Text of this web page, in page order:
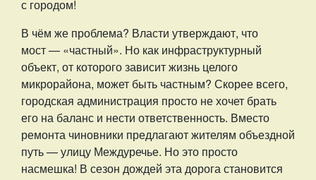
с городом!
В чём же проблема? Власти утверждают, что
мост — «частный». Но как инфраструктурный
объект, от которого зависит жизнь целого
микрорайона, может быть частным? Скорее всего,
городская администрация просто не хочет брать
его на баланс и нести ответственность. Вместо
ремонта чиновники предлагают жителям объездной
путь — улицу Междуречье. Но это просто
насмешка! В сезон дождей эта дорога становится